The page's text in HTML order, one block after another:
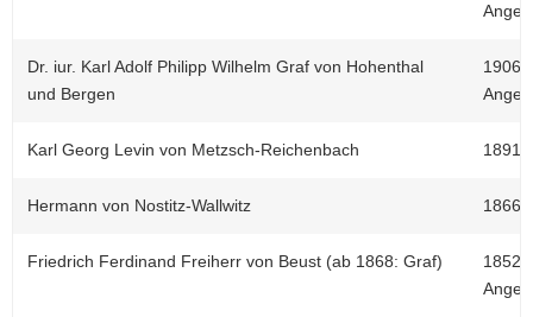
Dr. iur. Karl Adolf Philipp Wilhelm Graf von Hohenthal
und Bergen
1906-
Karl Georg Levin von Metzsch-Reichenbach 1891-
Hermann von Nostitz-Wallwitz 1866-
Friedrich Ferdinand Freiherr von Beust (ab 1868: Graf)
1852-